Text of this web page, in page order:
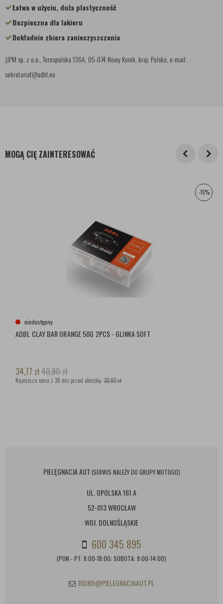
Łatwa w użyciu, duża plastyczność
Bezpieczna dla lakieru
Dokładnie zbiera zanieczyszczenia
JJPM sp. z o.o., Terespolska 136A, 05-074 Nowy Konik, kraj: Polska, e-mail:
sekretariat@adbl.eu
MOGĄ CIĘ ZAINTERESOWAĆ
-15%
niedostępny
ADBL CLAY BAR ORANGE 50G 2PCS - GLINKA SOFT
34,77 zł40,90zł
Najniższa cena z 30 dni przed obniżką: 33,92 zł
PIELĘGNACJA AUT (SERWIS NALEŻY DO GRUPY MOTOGO)
UL. OPOLSKA 161 A
52-013 WROCŁAW
WOJ. DOLNOŚLĄSKIE
600 345 895
(PON - PT: 8:00-18:00; SOBOTA: 9:00-14:00)
BIURO@PIELEGNACJAAUT.PL